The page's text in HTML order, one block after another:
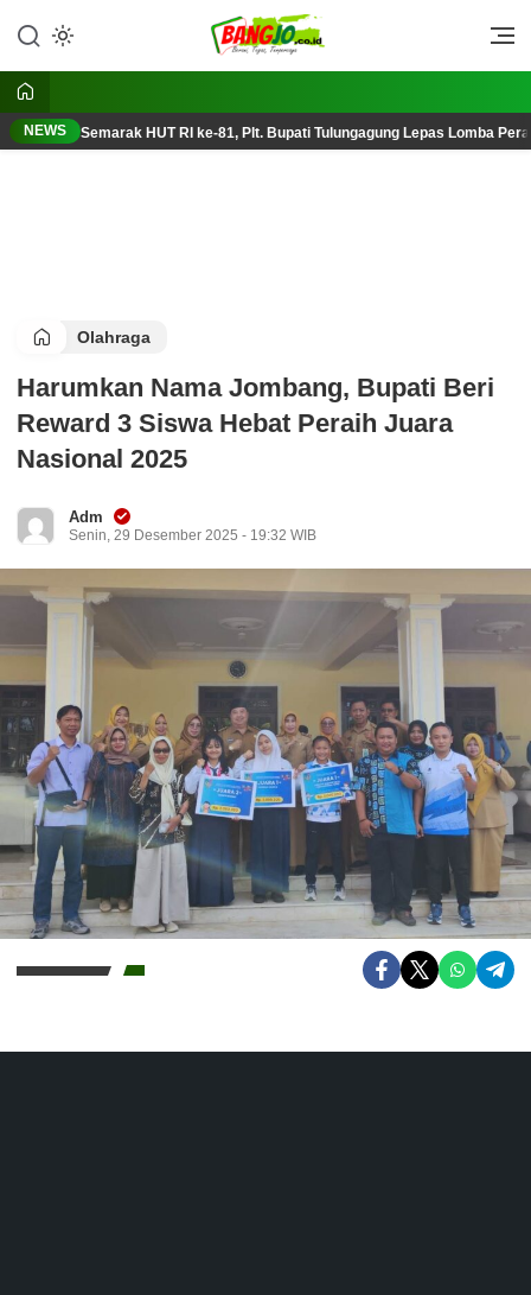
konten
Bangjo.co.id
Berani, Tegas, Terpercaya
NEWS Semarak HUT RI ke-81, Plt. Bupati Tulungagung Lepas Lomba
Olahraga
Harumkan Nama Jombang, Bupati Beri
Reward 3 Siswa Hebat Peraih Juara
Nasional 2025
Adm
Senin, 29 Desember 2025 - 19:32 WIB